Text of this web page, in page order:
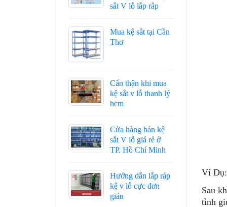
Ví Dụ:
Sau
tình
sắt V lỗ lắp rắp
Mua kệ sắt tại Cần
Thơ
Cẩn thận khi mua
kệ sắt v lỗ thanh lý
hcm
Cửa hàng bán kệ
sắt V lỗ giá rẻ ở
TP. Hồ Chí Minh
Hướng dẫn lắp ráp
kệ v lỗ cực đơn
giản